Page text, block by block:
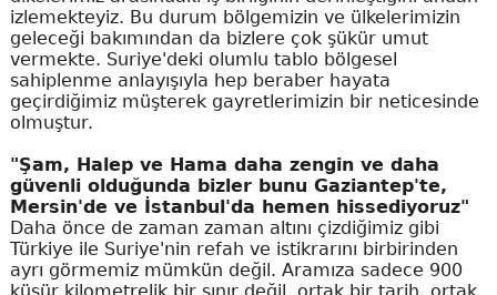
izlemekteyiz. Bu durum bölgemizin ve ülkelerimizin
geleceği bakımından da bizlere çok şükür umut
vermekte. Suriye'deki olumlu tablo bölgesel
sahiplenme anlayışıyla hep beraber hayata
geçirdiğimiz müşterek gayretlerimizin bir neticesinde
olmuştur.
"Şam, Halep ve Hama daha zengin ve daha
güvenli olduğunda bizler bunu Gaziantep'te,
Mersin'de ve İstanbul'da hemen hissediyoruz"
Daha önce de zaman zaman altını çizdiğimiz gibi
Türkiye ile Suriye'nin refah ve istikrarını birbirinden
ayrı görmemiz mümkün değil. Aramıza sadece 900